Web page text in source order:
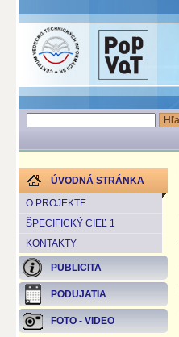
ÚVODNÁ STRÁNKA
O PROJEKTE
ŠPECIFICKÝ CIEĽ 1
KONTAKTY
PUBLICITA
PODUJATIA
FOTO - VIDEO